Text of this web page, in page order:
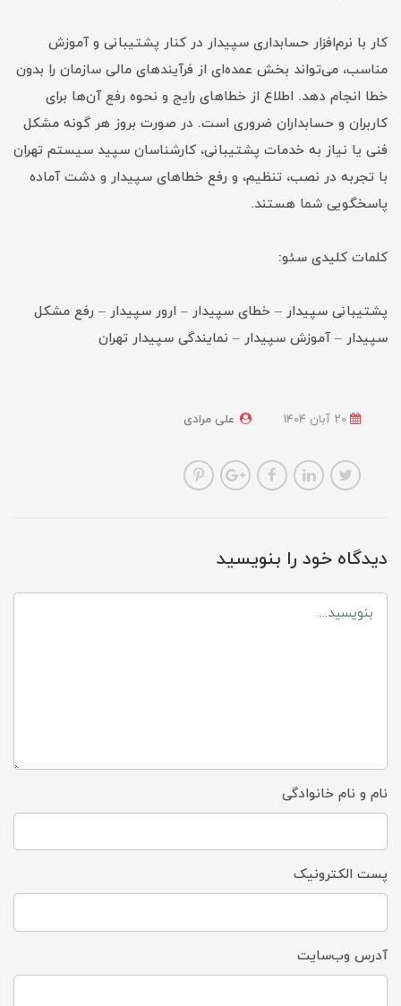
کار با نرم‌افزار حسابداری سپیدار در کنار پشتیبانی و آموزش
مناسب، می‌تواند بخش عمده‌ای از فرآیندهای مالی سازمان را بدون
خطا انجام دهد. اطلاع از خطاهای رایج و نحوه رفع آن‌ها برای
کاربران و حسابداران ضروری است. در صورت بروز هر گونه مشکل
فنی یا نیاز به خدمات پشتیبانی، کارشناسان سپید سیستم تهران
با تجربه در نصب، تنظیم، و رفع خطاهای سپیدار و دشت آماده
پاسخگویی شما هستند.
کلمات کلیدی سئو:
پشتیبانی سپیدار – خطای سپیدار – ارور سپیدار – رفع مشکل
سپیدار – آموزش سپیدار – نمایندگی سپیدار تهران
علی مرادی
دیدگاه خود را بنویسید
نام و نام خانوادگی
پست الکترونیک
آدرس وب‌سایت